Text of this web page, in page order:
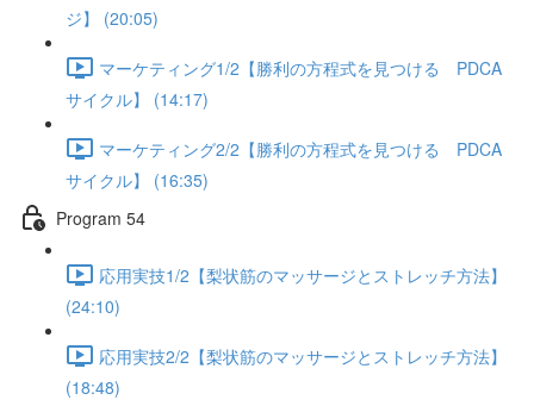
ジ】 (20:05)
マーケティング1/2【勝利の方程式を見つける PDCA
サイクル】 (14:17)
マーケティング2/2【勝利の方程式を見つける PDCA
サイクル】 (16:35)
Program 54
応用実技1/2【梨状筋のマッサージとストレッチ方法】
(24:10)
応用実技2/2【梨状筋のマッサージとストレッチ方法】
(18:48)